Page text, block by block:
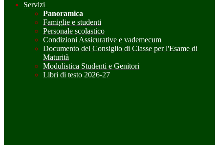
Servizi
Panoramica
Famiglie e studenti
Personale scolastico
Condizioni Assicurative e vademecum
Documento del Consiglio di Classe per l'Esame di
Maturità
Modulistica Studenti e Genitori
Libri di testo 2026-27